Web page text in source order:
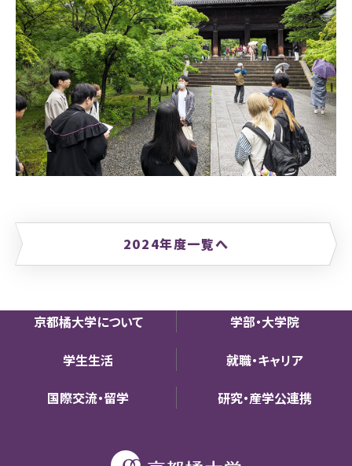
2024年度一覧へ
京都橘大学について 学部・大学院
学生生活 就職・キャリア
国際交流・留学 研究・産学公連携